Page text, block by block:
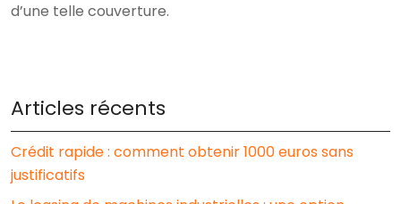
d’une telle couverture.
Articles récents
Crédit rapide : comment obtenir 1000 euros sans
justificatifs